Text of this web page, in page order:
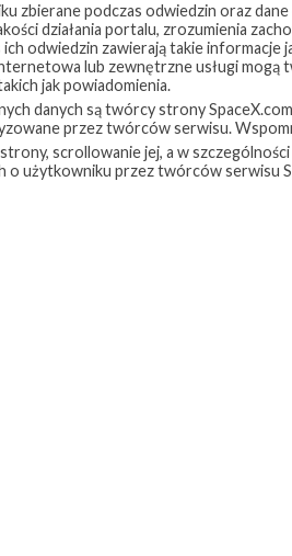
zbierane podczas odwiedzin oraz
działania portalu, zrozumienia
odwiedzin zawierają takie
lub zewnętrzne usługi
jak powiadomienia.
danych są twórcy strony
przez twórców serwisu.
scrollowanie jej, a w
o użytkowniku przez twórców serwisu